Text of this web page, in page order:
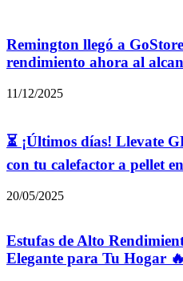
Remington llegó a
rendimiento ahora al
11/12/2025
⏳ ¡Últimos días! Llevate
con tu calefactor a pellet
20/05/2025
Estufas de Alto
Elegante para Tu Hogar 🔥